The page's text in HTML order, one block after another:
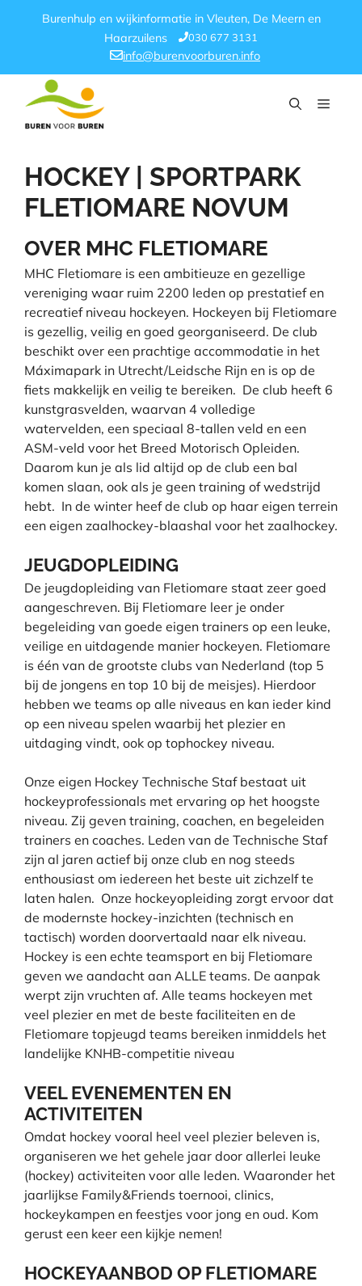
Burenhulp en wijkinformatie in Vleuten, De Meern en
Haarzuilens
030 677 3131
info@burenvoorburen.info
Menu
HOCKEY | SPORTPARK
FLETIOMARE NOVUM
OVER MHC FLETIOMARE
MHC Fletiomare is een ambitieuze en gezellige
vereniging waar ruim 2200 leden op prestatief en
recreatief niveau hockeyen. Hockeyen bij Fletiomare
is gezellig, veilig en goed georganiseerd. De club
beschikt over een prachtige accommodatie in het
Máximapark in Utrecht/Leidsche Rijn en is op de
fiets makkelijk en veilig te bereiken. De club heeft 6
kunstgrasvelden, waarvan 4 volledige
watervelden, een speciaal 8-tallen veld en een
ASM-veld voor het Breed Motorisch Opleiden.
Daarom kun je als lid altijd op de club een bal
komen slaan, ook als je geen training of wedstrijd
hebt. In de winter heef de club op haar eigen terrein
een eigen zaalhockey-blaashal voor het zaalhockey.
JEUGDOPLEIDING
De jeugdopleiding van Fletiomare staat zeer goed
aangeschreven. Bij Fletiomare leer je onder
begeleiding van goede eigen trainers op een leuke,
veilige en uitdagende manier hockeyen. Fletiomare
is één van de grootste clubs van Nederland (top 5
bij de jongens en top 10 bij de meisjes). Hierdoor
hebben we teams op alle niveaus en kan ieder kind
op een niveau spelen waarbij het plezier en
uitdaging vindt, ook op tophockey niveau.
Onze eigen Hockey Technische Staf bestaat uit
hockeyprofessionals met ervaring op het hoogste
niveau. Zij geven training, coachen, en begeleiden
trainers en coaches. Leden van de Technische Staf
zijn al jaren actief bij onze club en nog steeds
enthousiast om iedereen het beste uit zichzelf te
laten halen. Onze hockeyopleiding zorgt ervoor dat
de modernste hockey-inzichten (technisch en
tactisch) worden doorvertaald naar elk niveau.
Hockey is een echte teamsport en bij Fletiomare
geven we aandacht aan ALLE teams. De aanpak
werpt zijn vruchten af. Alle teams hockeyen met
veel plezier en met de beste faciliteiten en de
Fletiomare topjeugd teams bereiken inmiddels het
landelijke KNHB-competitie niveau
VEEL EVENEMENTEN EN
ACTIVITEITEN
Omdat hockey vooral heel veel plezier beleven is,
organiseren we het gehele jaar door allerlei leuke
(hockey) activiteiten voor alle leden. Waaronder het
jaarlijkse Family&Friends toernooi, clinics,
hockeykampen en feestjes voor jong en oud. Kom
gerust een keer een kijkje nemen!
HOCKEYAANBOD OP FLETIOMARE